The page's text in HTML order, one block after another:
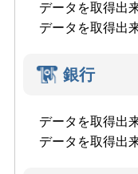
データを取得出
データを取得出
銀行
データを取得出
データを取得出